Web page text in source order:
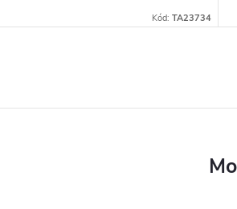
Kód: TA23734